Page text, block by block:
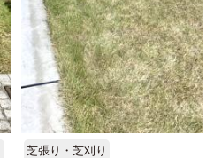
芝張り・芝刈り